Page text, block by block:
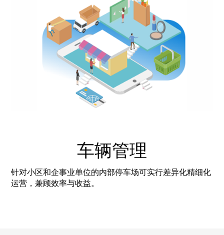
车辆管理
针对小区和企事业单位的内部停车场可实行差异化精细化
运营，兼顾效率与收益。